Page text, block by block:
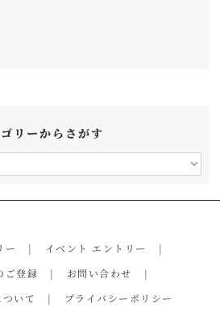
リーからさがす
ー
イベント エントリー
ご登録
お問い合わせ
いて
プライバシーポリシー